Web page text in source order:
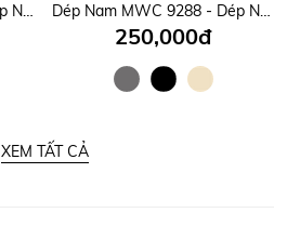
Dép Nam MWC 9275 - Dép Nam Quai Ngang Bản To Gắn Khóa Kim Loại Sang Trọng, Đẳng Cấp, Thời Trang. Dép Nam MWC 9288 - Dép Nam Quai Ngang Bản To Thanh Lịch, Nam Tính, Thời Trang.
250,000đ
XEM TẤT CẢ